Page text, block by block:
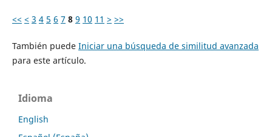
<< < 3 4 5 6 7 8 9 10 11 > >>
También puede Iniciar una búsqueda de similitud avanzada
para este artículo.
Idioma
English